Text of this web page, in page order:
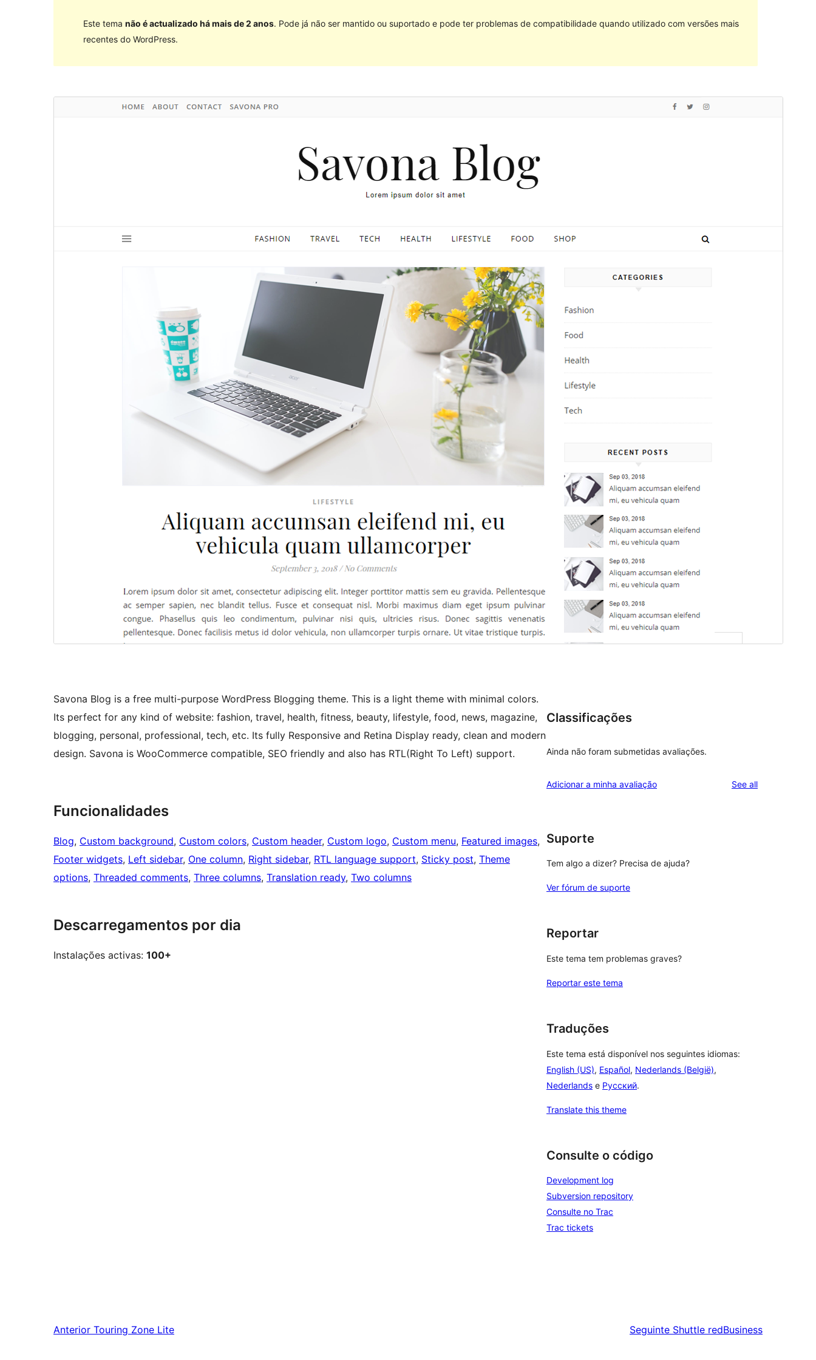
Este tema não é actualizado há mais de 2 anos. Pode já não ser mantido ou suportado e pode ter problemas de compatibilidade quando utilizado com versões mais
recentes do WordPress.
Página inicial do tema
Savona Blog is a free multi-purpose WordPress Blogging theme. This is a light theme with minimal colors.
Its perfect for any kind of website: fashion, travel, health, fitness, beauty, lifestyle, food, news, magazine,
blogging, personal, professional, tech, etc. Its fully Responsive and Retina Display ready, clean and modern
design. Savona is WooCommerce compatible, SEO friendly and also has RTL(Right To Left) support.
Funcionalidades
Blog, Custom background, Custom colors, Custom header, Custom logo, Custom menu, Featured images
Footer widgets, Left sidebar, One column, Right sidebar, RTL language support, Sticky post, Theme
options, Threaded comments, Three columns, Translation ready, Two columns
Descarregamentos por dia
Instalações activas: 100+
Classificações
Ainda não foram submetidas avaliações.
Adicionar a minha avaliação See allreviews
Suporte
Tem algo a dizer? Precisa de ajuda?
Ver fórum de suporte
Reportar
Este tema tem problemas graves?
Reportar este tema
Traduções
Este tema está disponível nos seguintes idiomas:
English (US), Español, Nederlands (België),
Nederlands e Русский.
Translate this theme
Consulte o código
Development log
Subversion repository
Consulte no Trac
Trac tickets
Anterior Touring Zone Lite Seguinte Shuttle redBusiness